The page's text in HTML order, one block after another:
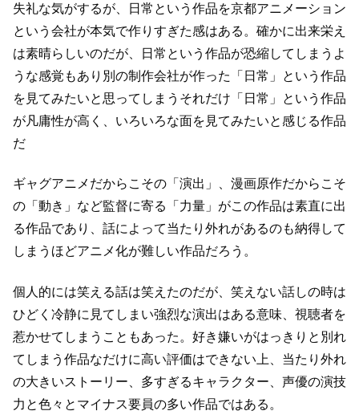
失礼な気がするが、
日常という作品を京都アニメーション
という会社が本気で作りすぎた感はある。 確かに出来栄え
は素晴らしいのだが、日常という作品が恐縮してしまうよ
うな感覚もあり 別の制作会社が作った「日常」という作品
を見てみたいと思ってしまう それだけ「日常」という作品
が凡庸性が高く、いろいろな面を見てみたいと感じる作品
だ
ギャグアニメだからこその「演出」、漫画原作だからこそ
の「動き」など監督に寄る「力量」がこの作品は素直に出
る作品であり、 話によって当たり外れがあるのも納得して
しまうほどアニメ化が難しい作品だろう。
個人的には笑える話は笑えたのだが、笑えない話しの時は
ひどく冷静に見てしまい強烈な演出はある意味、視聴者を
惹かせてしまうこともあった。 好き嫌いがはっきりと別れ
てしまう作品なだけに高い評価はできない上、 当たり外れ
の大きいストーリー、多すぎるキャラクター、声優の演技
力と色々とマイナス要員の多い作品ではある。